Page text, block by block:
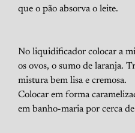
que o pão absorva o leite.
No liquidificador colocar a
os ovos, o sumo de laranja.
mistura bem lisa e cremosa.
Colocar em forma
em banho-maria por cerca